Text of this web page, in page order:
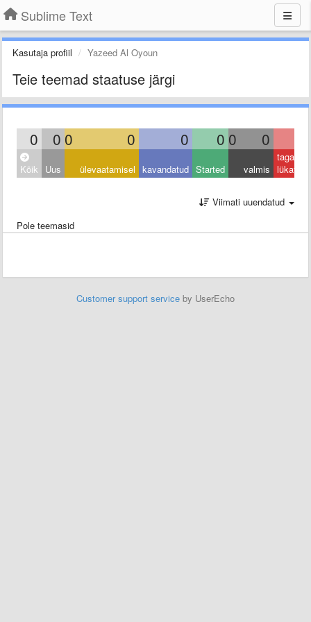
Sublime Text
Kasutaja profiil Yazeed Al Oyoun
Teie teemad staatuse järgi
0 0 0 0 0 0 0 0
Kõik Uus ülevaatamisel kavandatud Started valmis
tagasi
lükatud
Viimati uuendatud
Pole teemasid
Customer support service by UserEcho